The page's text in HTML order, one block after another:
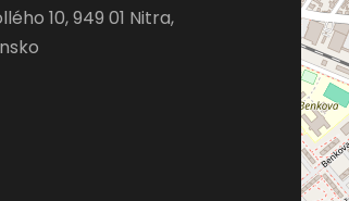
10, 949 01 Nitra,